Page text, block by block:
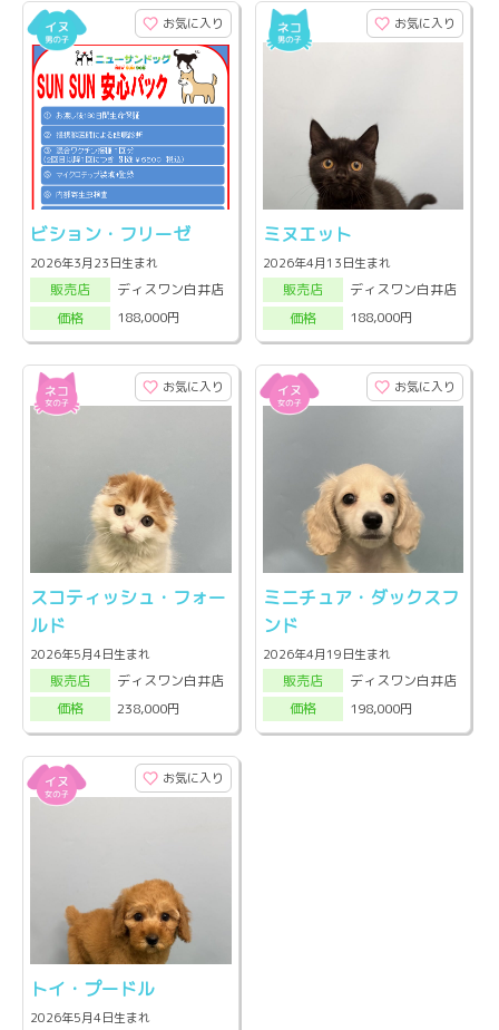
お気に入り
ビション・フリーゼ
2026年3月23日生まれ
販売店
ディスワン白井店
価格
188,000円
お気に入り
ミヌエット
2026年4月13日生まれ
販売店
ディスワン白井店
価格
188,000円
お気に入り
スコティッシュ・フォー
ルド
2026年5月4日生まれ
販売店
ディスワン白井店
価格
238,000円
お気に入り
ミニチュア・ダックスフ
ンド
2026年4月19日生まれ
販売店
ディスワン白井店
価格
198,000円
お気に入り
トイ・プードル
2026年5月4日生まれ